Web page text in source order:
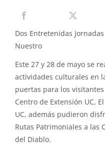
PIRQUE TRANSPARENTE
SOLICITAR INFORMACIÓN
Dos Entretenidas
Nuestro
Este 27 y 28 de mayo se
actividades culturales en
puertas para los
Centro de Extensión UC,
UC, además pudieron
Rutas Patrimoniales a las
del Diablo.